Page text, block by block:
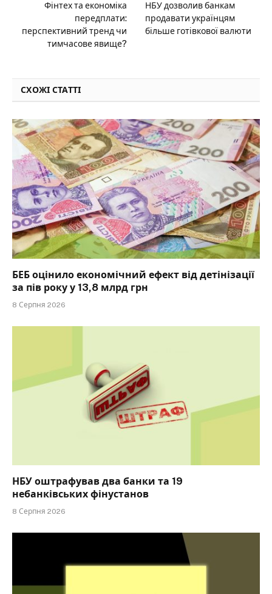
Фінтех та економіка
передплати:
перспективний тренд чи
тимчасове явище?
НБУ дозволив банкам
продавати українцям
більше готівкової валюти
СХОЖІ СТАТТІ
БЕБ оцінило економічний ефект від детінізації
за пів року у 13,8 млрд грн
8 Серпня 2026
НБУ оштрафував два банки та 19
небанківських фінустанов
8 Серпня 2026